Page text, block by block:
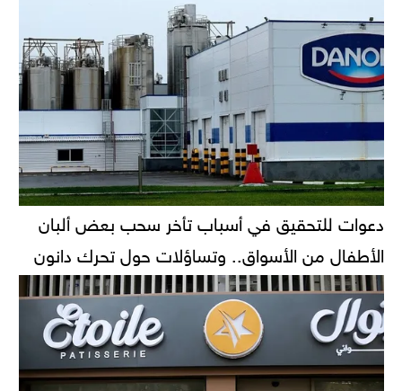
دعوات للتحقيق في أسباب تأخر سحب بعض ألبان
الأطفال من الأسواق.. وتساؤلات حول تحرك دانون